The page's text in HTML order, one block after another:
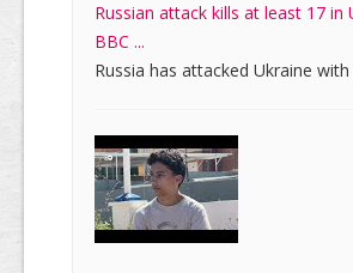
Russian attack kills at least 17 in
BBC ...
Russia has attacked Ukraine with